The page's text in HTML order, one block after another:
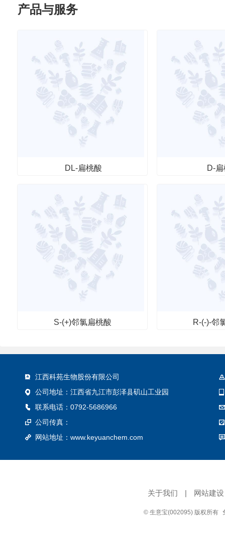
产品与服务
DL-扁桃酸 D-
S-(+)邻氯扁桃酸 R-(-)-邻
江西科苑生物股份有限公司
公司地址：江西省九江市彭泽县矶山工业园
联系电话：0792-5686966
公司传真：
网站地址： www.keyuanchem.com
关于我们 | 网站建设
© 生意宝(002095) 版权所有